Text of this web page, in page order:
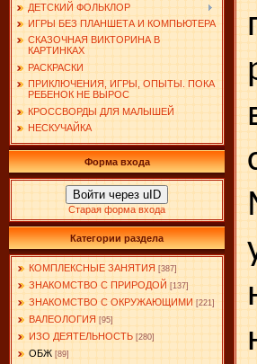
ДЕТСКИЙ ФОЛЬКЛОР
ИГРЫ БЕЗ ПЛАНШЕТА И КОМПЬЮТЕРА
СКАЗОЧНАЯ ВИКТОРИНА В
КАРТИНКАХ
РАСКРАСКИ
ПРИКЛЮЧЕНИЯ, ИГРЫ, ОПЫТЫ. ПОКА
РЕБЕНОК НЕ ВЫРОС
КРОССВОРДЫ ДЛЯ МАЛЫШЕЙ
НЕСКУЧАЙКА
Форма входа
Войти через uID
Старая форма входа
Категории раздела
КОМПЛЕКСНЫЕ ЗАНЯТИЯ [387]
ЗНАКОМСТВО С ПРИРОДОЙ [137]
ЗНАКОМСТВО С ОКРУЖАЮЩИМИ [221]
ВАЛЕОЛОГИЯ [95]
ИЗО ДЕЯТЕЛЬНОСТЬ [280]
ОБЖ [89]